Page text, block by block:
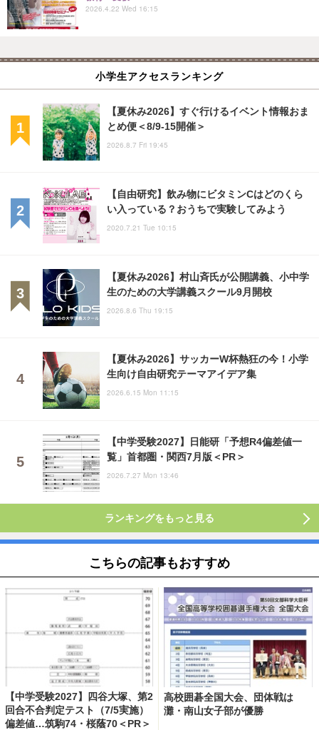
2026.4.22 Wed 16:15
小学生アクセスランキング
【夏休み2026】すぐ行けるイベント情報おま
とめ便＜8/9-15開催＞
2026.8.7 Fri 19:45
【自由研究】飲み物にビタミンCはどのくら
い入っている？おうちで実験してみよう
2020.7.21 Tue 10:15
【夏休み2026】村山斉氏が公開講義、小中学
生のための大学講義スクール9月開校
2026.8.6 Thu 19:15
【夏休み2026】サッカーW杯熱狂の今！小学
生向け自由研究テーマアイデア集
2026.6.15 Mon 11:15
【中学受験2027】日能研「予想R4偏差値一
覧」首都圏・関西7月版＜PR＞
2026.7.27 Mon 13:46
ランキングをもっと見る
こちらの記事もおすすめ
【中学受験2027】四谷大塚、第2
回合不合判定テスト（7/5実施）
偏差値…筑駒74・桜蔭70＜PR＞
高校囲碁全国大会、団体戦は
灘・南山女子部が優勝